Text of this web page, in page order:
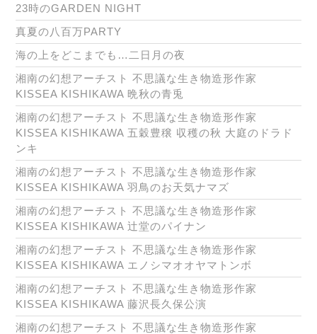
23時のGARDEN NIGHT
真夏の八百万PARTY
海の上をどこまでも…二日月の夜
湘南の幻想アーチスト 不思議な生き物造形作家
KISSEA KISHIKAWA 晩秋の青兎
湘南の幻想アーチスト 不思議な生き物造形作家
KISSEA KISHIKAWA 五穀豊穣 収穫の秋 大庭のドラド
ンキ
湘南の幻想アーチスト 不思議な生き物造形作家
KISSEA KISHIKAWA 羽鳥のお天気ナマズ
湘南の幻想アーチスト 不思議な生き物造形作家
KISSEA KISHIKAWA 辻堂のパイナン
湘南の幻想アーチスト 不思議な生き物造形作家
KISSEA KISHIKAWA エノシマオオヤマトンボ
湘南の幻想アーチスト 不思議な生き物造形作家
KISSEA KISHIKAWA 藤沢長久保公演
湘南の幻想アーチスト 不思議な生き物造形作家